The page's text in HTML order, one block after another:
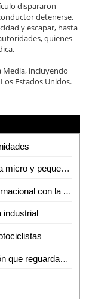
dispararon
detenerse,
y escapar, hasta
quienes
Media, incluyendo
Estados Unidos.
Sedeco tendrá facultades para capacitar a micro y pequeños empresarios en la detección de moneda falsa
Gobierno estatal fortalece proyección internacional con la Arena Potosí
industrial
En operativo conjunto, se clausura pensión que reguardaba autotanques con hidrocarburos sin los permisos correspondientes